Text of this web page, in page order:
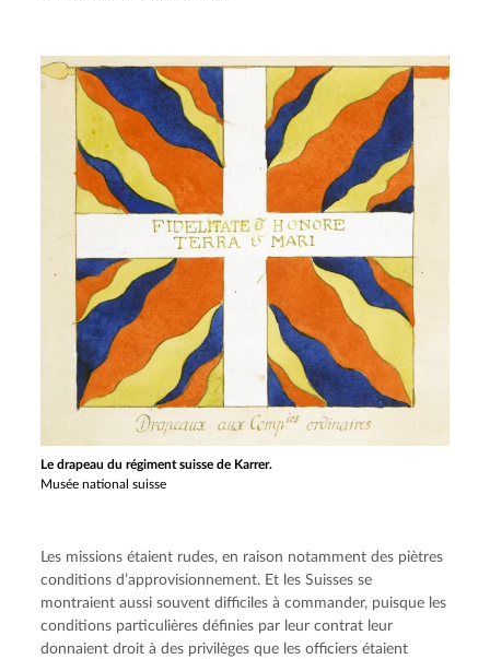
Le drapeau du régiment suisse de Karrer.
Musée national suisse
Les missions étaient rudes, en raison notamment des piètres
conditions d’approvisionnement. Et les Suisses se
montraient aussi souvent difficiles à commander, puisque les
conditions particulières définies par leur contrat leur
donnaient droit à des privilèges que les officiers étaient